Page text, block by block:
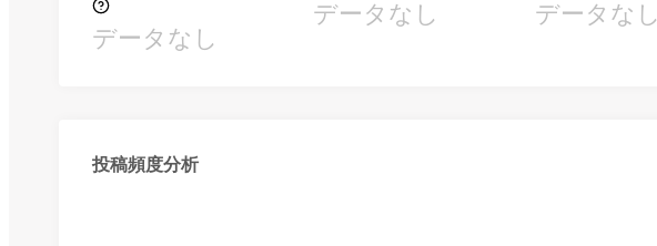
データなし
データなし データなし
投稿頻度分析